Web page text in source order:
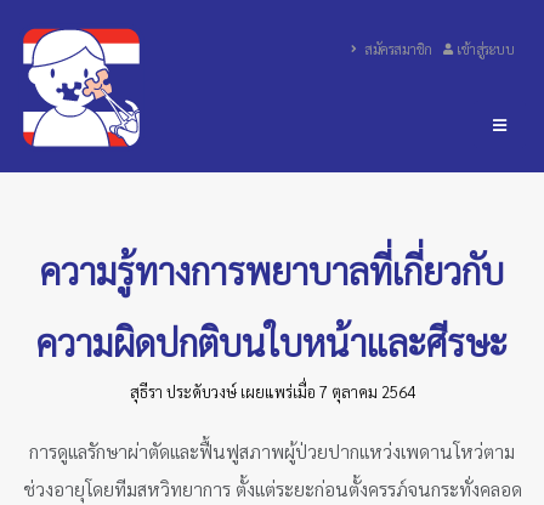
สมัครสมาชิก เข้าสู่ระบบ
ความรู้ทางการพยาบาลที่เกี่ยวกับ
ความผิดปกติบนใบหน้าและศีรษะ
สุธีรา ประดับวงษ์ เผยแพร่เมื่อ 7 ตุลาคม 2564
การดูแลรักษาผ่าตัดและฟื้นฟูสภาพผู้ป่วยปากแหว่งเพดานโหว่ตาม
ช่วงอายุโดยทีมสหวิทยาการ ตั้งแต่ระยะก่อนตั้งครรภ์จนกระทั่งคลอด